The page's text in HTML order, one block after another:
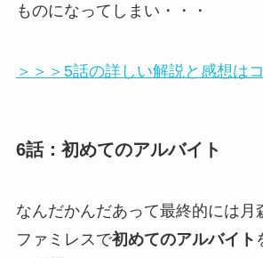
ものになってしまい・・・
＞＞＞5話の詳しい解説と感想は
6話：初めてのアルバイト
なんだかんだあって最終的には月
ファミレスで初めてのアルバイト